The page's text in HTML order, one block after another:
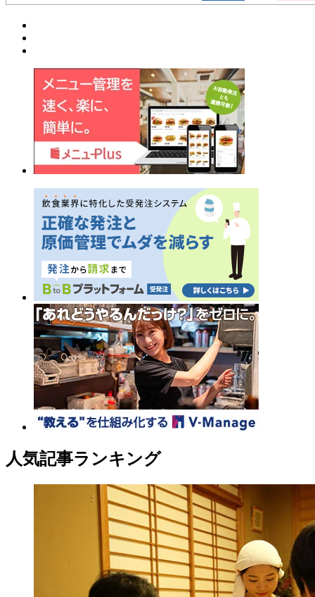
人気記事ランキング